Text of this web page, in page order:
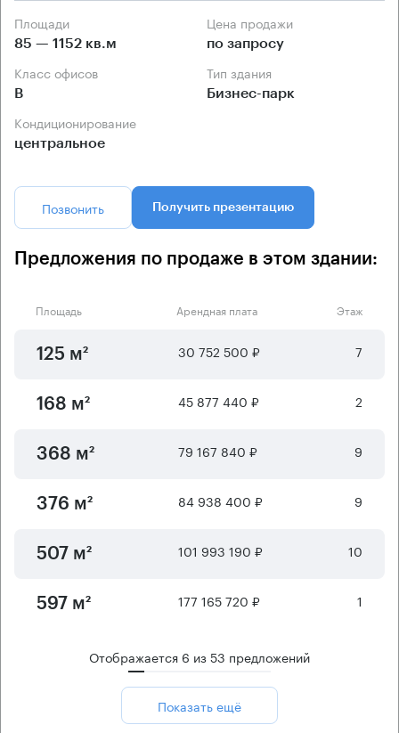
Площади
85 — 1152 кв.м
Цена продажи
по запросу
Класс офисов
B
Тип здания
Бизнес-парк
Кондиционирование
центральное
Позвонить Получить презентацию
Предложения по продаже в этом здании:
Площадь Арендная плата Этаж
125 м² 30 752 500 ₽ 7
168 м² 45 877 440 ₽ 2
368 м² 79 167 840 ₽ 9
376 м² 84 938 400 ₽ 9
507 м² 101 993 190 ₽ 10
597 м² 177 165 720 ₽ 1
Отображается 6 из53 предложений
Показать ещё